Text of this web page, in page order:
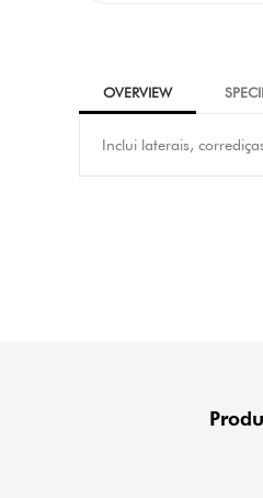
OVERVIEW
Inclui laterais,